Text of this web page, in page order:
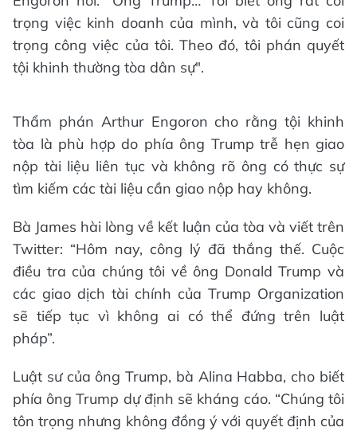
trọng việc kinh doanh của mình, và tôi cũng coi
trọng công việc của tôi. Theo đó, tôi phán quyết
tội khinh thường tòa dân sự".
Thẩm phán Arthur Engoron cho rằng tội khinh
tòa là phù hợp do phía ông Trump trễ hẹn giao
nộp tài liệu liên tục và không rõ ông có thực sự
tìm kiếm các tài liệu cần giao nộp hay không.
Bà James hài lòng về kết luận của tòa và viết trên
Twitter: “Hôm nay, công lý đã thắng thế. Cuộc
điều tra của chúng tôi về ông Donald Trump và
các giao dịch tài chính của Trump Organization
sẽ tiếp tục vì không ai có thể đứng trên luật
pháp”.
Luật sư của ông Trump, bà Alina Habba, cho biết
phía ông Trump dự định sẽ kháng cáo. “Chúng tôi
tôn trọng nhưng không đồng ý với quyết định của